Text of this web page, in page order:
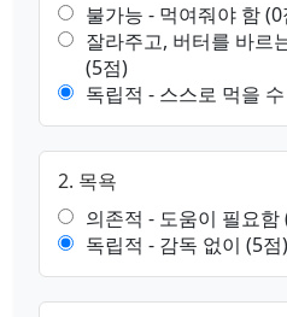
불가능 - 먹여줘야 함
잘라주고, 버터를 바르
(5점)
독립적 - 스스로 먹을
2. 목욕
의존적 - 도움이 필요함
독립적 - 감독 없이 (5점)